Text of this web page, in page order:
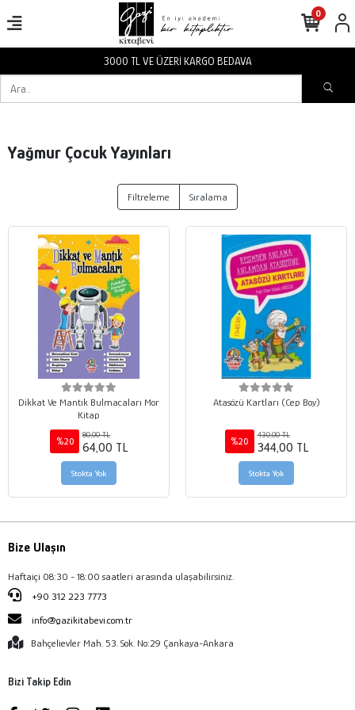
3000 TL VE ÜZERİ KARGO BEDAVA
0
Yağmur Çocuk Yayınları
Filtreleme Sıralama
Dikkat Ve Mantık Bulmacaları Mor
Kitap
%20
80,00 TL
64,00 TL
Stokta Yok
Atasözü Kartları (Cep Boy)
%20
430,00 TL
344,00 TL
Stokta Yok
Bize Ulaşın
Haftaiçi 08:30 - 18:00 saatleri arasında ulaşabilirsiniz.
+90 312 223 7773
info@gazikitabevi.com.tr
Bahçelievler Mah. 53. Sok. No:29 Çankaya-Ankara
Bizi Takip Edin